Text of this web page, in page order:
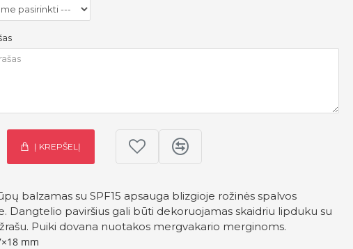
Į KREPŠELĮ
balzamas su SPF15 apsauga blizgioje rožinės spalvos
Dangtelio paviršius gali būti dekoruojamas skaidriu lipduku su
Puiki dovana nuotakos mergvakario merginoms.
mm